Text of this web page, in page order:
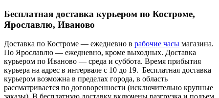
Бесплатная доставка курьером по Костроме,
Ярославлю, Иваново
Доставка по Костроме — ежедневно в рабочие часы магазина.
По Ярославлю — ежедневно, кроме выходных. Доставка
курьером по Иваново — среда и суббота. Время прибытия
курьера на адрес в интервале с 10 до 19. Бесплатная доставка
курьером возможна в пределах города, в область
рассматривается по договоренности (исключительно крупные
заказы). В бесплатную доставку включены разгрузка и подъем